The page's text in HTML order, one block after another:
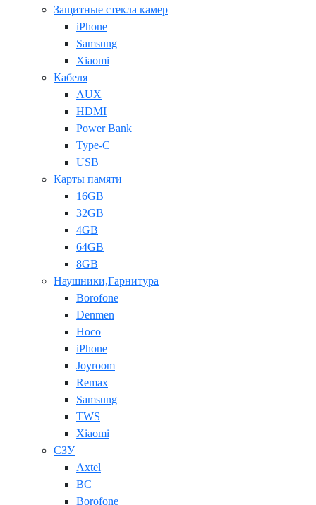
Защитные стекла камер
iPhone
Samsung
Xiaomi
Кабеля
AUX
HDMI
Power Bank
Type-C
USB
Карты памяти
16GB
32GB
4GB
64GB
8GB
Наушники,Гарнитура
Borofone
Denmen
Hoco
iPhone
Joyroom
Remax
Samsung
TWS
Xiaomi
СЗУ
Axtel
BC
Borofone